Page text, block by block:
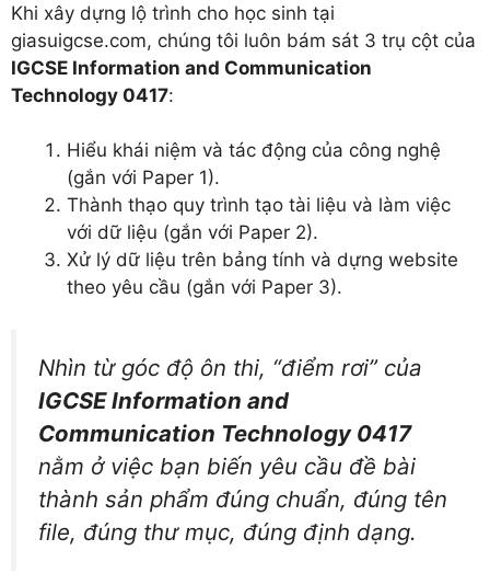
Khi xây dựng lộ trình cho học sinh tại
giasuigcse.com, chúng tôi luôn bám sát 3 trụ cột của
IGCSE Information and Communication
Technology 0417:
Hiểu khái niệm và tác động của công nghệ
(gắn với Paper 1).
Thành thạo quy trình tạo tài liệu và làm việc
với dữ liệu (gắn với Paper 2).
Xử lý dữ liệu trên bảng tính và dựng website
theo yêu cầu (gắn với Paper 3).
Nhìn từ góc độ ôn thi, “điểm rơi” của
IGCSE Information and
Communication Technology 0417
nằm ở việc bạn biến yêu cầu đề bài
thành sản phẩm đúng chuẩn, đúng tên
file, đúng thư mục, đúng định dạng.